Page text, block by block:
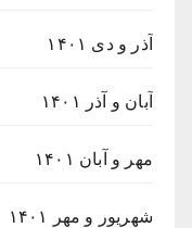
آذر و دی ۱۴۰۱
آبان و آذر ۱۴۰۱
مهر و آبان ۱۴۰۱
شهریور و مهر ۱۴۰۱